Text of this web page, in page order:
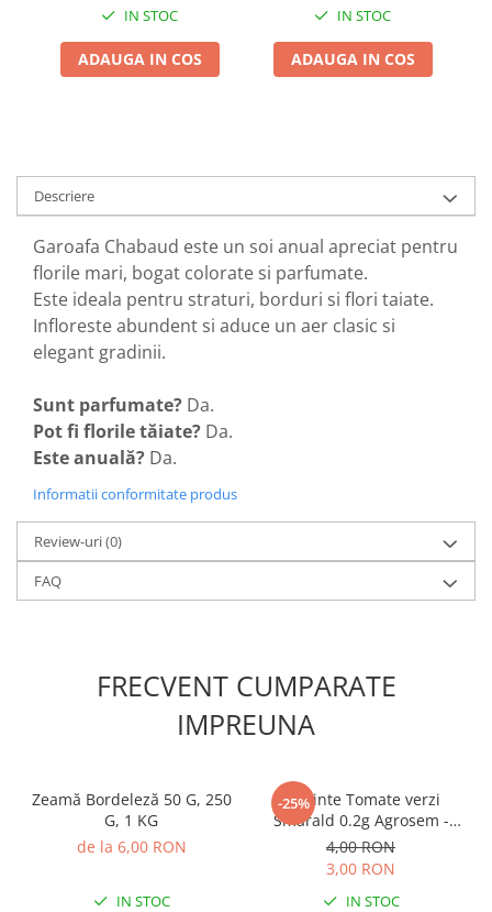
Ingrasaminte plante
Ingrasaminte plante - CUTIE / KG
Ingrasaminte plante - ECOLOGICE
Casa, Gradina
Accesorii agricole
Accesorii gard electric
Accesorii irigat
Araci/ Suporti plante
Candele / Rezerve / Lumanari
Diverse casa si gradina
Diverse depozitare
Echipament protectie gradina
Fir/Ata de legat
Foarfeci
Furtun / banda / tub
Pompa de apa curata/murdara
Pompa de stropit
IN STOC
ADAUGA IN COS
IN STOC
ADAUGA IN COS
Descriere
Garoafa Chabaud este un soi anual apreciat pentru
florile mari, bogat colorate si parfumate.
Este ideala pentru straturi, borduri si flori taiate.
Infloreste abundent si aduce un aer clasic si
elegant gradinii.
Sunt parfumate? Da.
Pot fi florile tăiate? Da.
Este anuală? Da.
Informatii conformitate produs
Review-uri(0)
FAQ
FRECVENT CUMPARATE
IMPREUNA
Zeamă Bordeleză 50 G, 250
G, 1 KG
de la 6,00 RON
IN STOC
-25%
Seminte Tomate verzi
Smarald 0.2g Agrosem -
Rosii Exotice cu Gust Dulce-
Acrisor
4,00 RON
3,00 RON
IN STOC